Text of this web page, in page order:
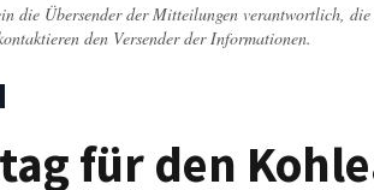
die Übersender der Mitteilungen verantwortlich, die
den Versender der Informationen.
für den